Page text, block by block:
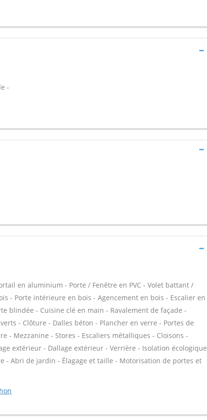
-
en aluminium - Porte / Fenêtre en PVC - Volet battant /
- Porte intérieure en bois - Agencement en bois - Escalier en
blindée - Cuisine clé en main - Ravalement de façade -
- Clôture - Dalles béton - Plancher en verre - Portes de
- Mezzanine - Stores - Escaliers métalliques - Cloisons -
extérieur - Dallage extérieur - Verrière - Isolation écologique
- Abri de jardin - Élagage et taille - Motorisation de portes et